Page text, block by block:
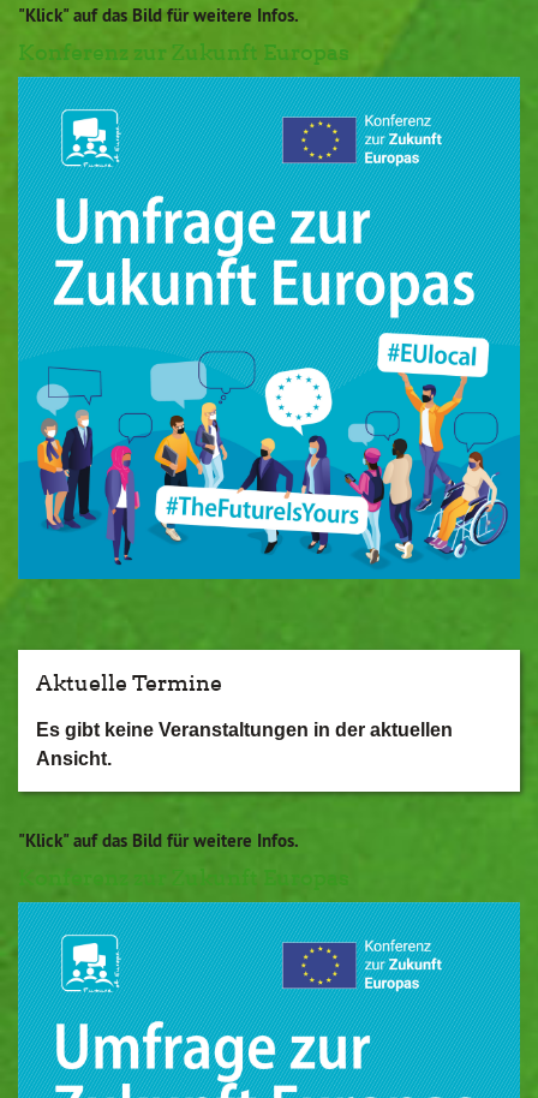
"Klick" auf das Bild für weitere Infos.
Konferenz zur Zukunft Europas
Aktuelle Termine
Es gibt keine Veranstaltungen in der aktuellen
Ansicht.
"Klick" auf das Bild für weitere Infos.
Konferenz zur Zukunft Europas